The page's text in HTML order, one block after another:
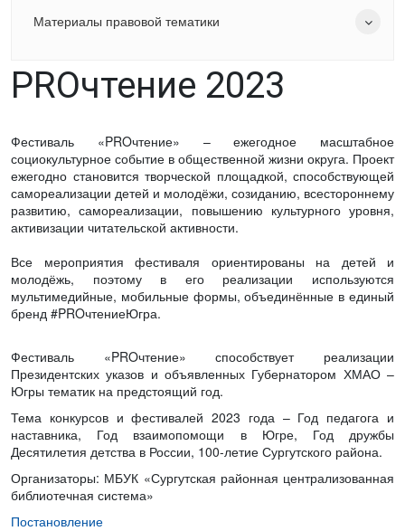
Материалы правовой тематики
PROчтение 2023
Фестиваль «PROчтение» – ежегодное масштабное
социокультурное событие в общественной жизни округа. Проект
ежегодно становится творческой площадкой, способствующей
самореализации детей и молодёжи, созиданию, всестороннему
развитию, самореализации, повышению культурного уровня,
активизации читательской активности.
Все мероприятия фестиваля ориентированы на детей и
молодёжь, поэтому в его реализации используются
мультимедийные, мобильные формы, объединённые в единый
бренд #PROчтениеЮгра.
Фестиваль «PROчтение» способствует реализации
Президентских указов и объявленных Губернатором ХМАО –
Югры тематик на предстоящий год.
Тема конкурсов и фестивалей 2023 года – Год педагога и
наставника, Год взаимопомощи в Югре, Год дружбы
Десятилетия детства в России, 100-летие Сургутского района.
Организаторы: МБУК «Сургутская районная централизованная
библиотечная система»
Постановление